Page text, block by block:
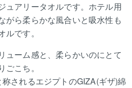
ュアリータオルです。ホテル用
がら柔らかな風合いと吸水性も
です。
ューム感と、柔らかいのにとて
こち。
されるエジプトのGIZA(ギザ)綿